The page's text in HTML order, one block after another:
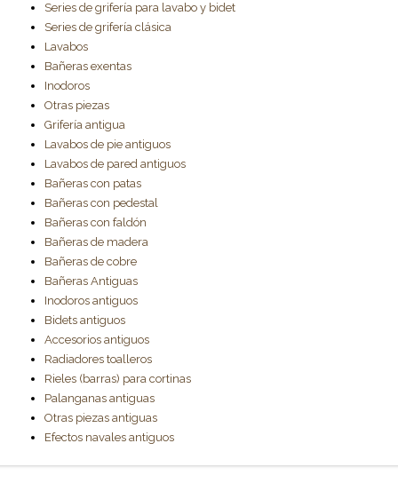
Series de grifería para lavabo y bidet
Series de grifería clásica
Lavabos
Bañeras exentas
Inodoros
Otras piezas
Grifería antigua
Lavabos de pie antiguos
Lavabos de pared antiguos
Bañeras con patas
Bañeras con pedestal
Bañeras con faldón
Bañeras de madera
Bañeras de cobre
Bañeras Antiguas
Inodoros antiguos
Bidets antiguos
Accesorios antiguos
Radiadores toalleros
Rieles (barras) para cortinas
Palanganas antiguas
Otras piezas antiguas
Efectos navales antiguos